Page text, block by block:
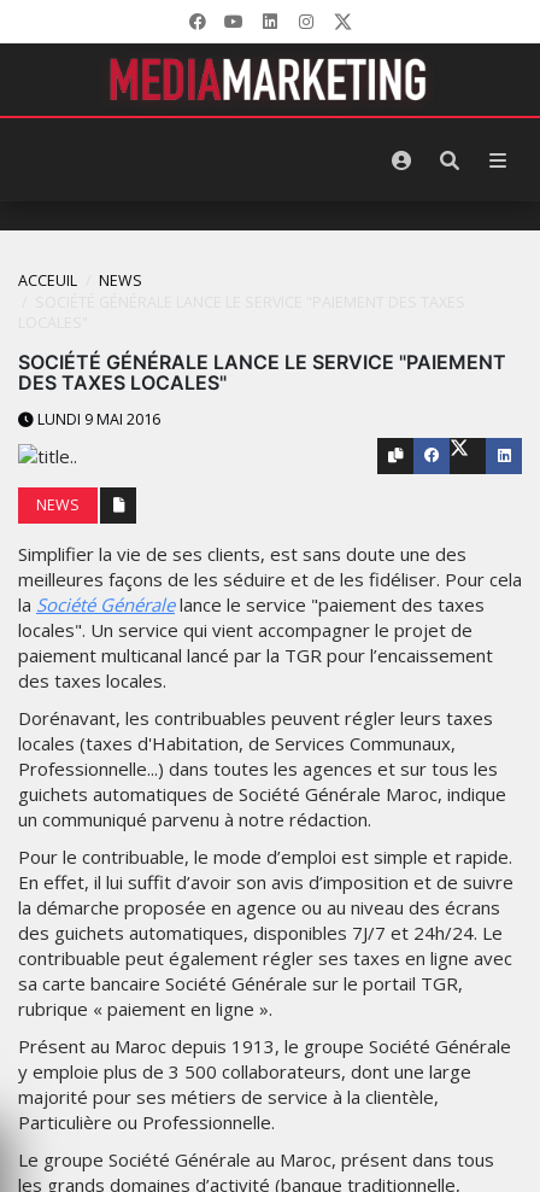
ACCEUIL
NEWS
SOCIÉTÉ GÉNÉRALE LANCE LE SERVICE "PAIEMENT
DES TAXES LOCALES"
LUNDI 9 MAI 2016
NEWS
Simplifier la vie de ses clients, est sans doute une des
meilleures façons de les séduire et de les fidéliser. Pour cela
la Société Généralelance le service "paiement des taxes
locales". Un service qui vient accompagner le projet de
paiement multicanal lancé par la TGR pour l’encaissement
des taxes locales.
Dorénavant, les contribuables peuvent régler leurs taxes
locales (taxes d'Habitation, de Services Communaux,
Professionnelle...) dans toutes les agences et sur tous les
guichets automatiques de Société Générale Maroc, indique
un communiqué parvenu à notre rédaction.
Pour le contribuable, le mode d’emploi est simple et rapide.
En effet, il lui suffit d’avoir son avis d’imposition et de suivre
la démarche proposée en agence ou au niveau des écrans
des guichets automatiques, disponibles 7J/7 et 24h/24. Le
contribuable peut également régler ses taxes en ligne avec
sa carte bancaire Société Générale sur le portail TGR,
rubrique « paiement en ligne ».
Présent au Maroc depuis 1913, le groupe Société Générale
y emploie plus de 3 500 collaborateurs, dont une large
majorité pour ses métiers de service à la clientèle,
Particulière ou Professionnelle.
Le groupe Société Générale au Maroc, présent dans tous
les grands domaines d’activité (banque traditionnelle,